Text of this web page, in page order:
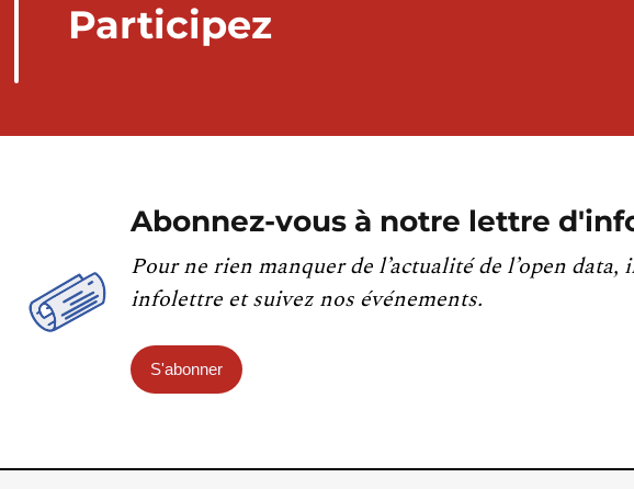
Participez
Abonnez-vous à notre lettre
Pour ne rien manquer de l’actualité de l’open
infolettre et suivez nos événements.
S'abonner